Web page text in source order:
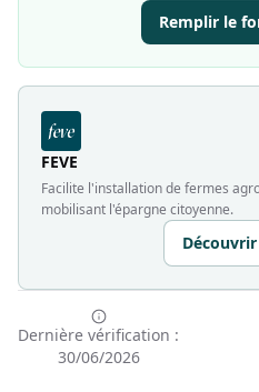
Remplir le
FEVE
Facilite l'installation de fermes
mobilisant l'épargne citoyenne.
Découvrir
Dernière vérification :
30/06/2026